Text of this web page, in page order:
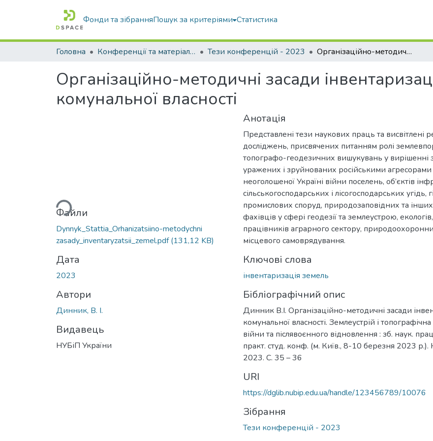
Фонди та зібранняПошук за критеріями Статистика
Головна Конференції та матеріали конференцій Тези конференцій - 2023 Організаційно-методичні засади інвентаризації земель комунальної власності
Організаційно-методичні засади
комунальної власності
Вантажиться...Файли
Dynnyk_Stattia_Orhanizatsiino-metodychni
zasady_inventaryzatsii_zemel.pdf(131,12 KB)
Дата
2023
Автори
Динник, В. І.
Видавець
НУБіП України
Анотація
Представлені тези наукових праць та висвітлені
досліджень, присвячених питанням ролі
топографо-геодезичних вишукувань у вирішенні
уражених і зруйнованих російськими агресорами
неоголошеної Україні війни поселень, об’єктів
сільськогосподарських і лісогосподарських угідь,
промислових споруд, природозаповідних та інших
фахівців у сфері геодезії та землеустрою,
працівників аграрного сектору,
місцевого самоврядування.
Ключові слова
інвентаризація земель
Бібліографічний опис
Динник В.І. Організаційно-методичні засади
комунальної власності. Землеустрій і
війни та післявоєнного відновлення : зб. наук.
практ. студ. конф. (м. Київ., 8-10 березня 2023
2023. С. 35 – 36
URI
https://dglib.nubip.edu.ua/handle/123456789/10076
Зібрання
Тези конференцій - 2023